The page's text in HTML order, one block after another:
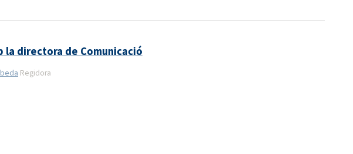
la directora de Comunicació
Regidora